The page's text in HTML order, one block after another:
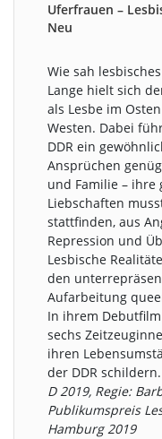
Uferfrauen –
Neu
Wie sah
Lange hielt sich
als Lesbe im
Westen. Dabei
DDR ein
Ansprüchen
und Familie – ihre
Liebschaften
stattfinden, aus
Repression und
Lesbische
den
Aufarbeitung
In ihrem
sechs
ihren
der DDR schildern.
D 2019, Regie:
Publikumspreis
Hamburg 2019